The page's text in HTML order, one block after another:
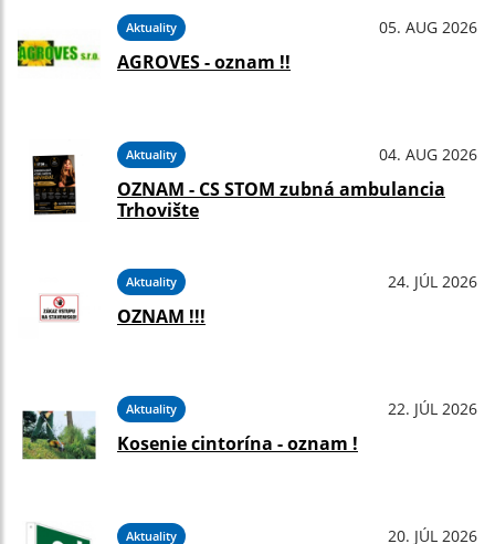
Aktuality 05. AUG 2026
AGROVES - oznam !!
Aktuality 04. AUG 2026
OZNAM - CS STOM zubná ambulancia
Trhovište
Aktuality 24. JÚL 2026
OZNAM !!!
Aktuality 22. JÚL 2026
Kosenie cintorína - oznam !
Aktuality 20. JÚL 2026